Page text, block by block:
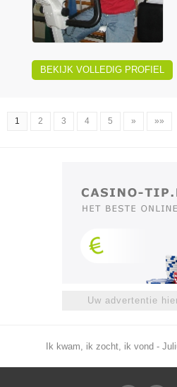
BEKIJK VOLLEDIG PROFIEL
1 2 3 4 5 » »»
Uw advertentie
Ik kwam, ik zocht, ik vond -